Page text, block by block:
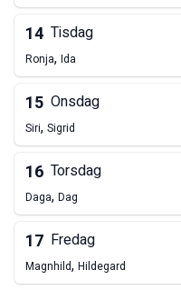
14 Tisdag
Ronja, Ida
15 Onsdag
Siri, Sigrid
16 Torsdag
Daga, Dag
17 Fredag
Magnhild, Hildegard